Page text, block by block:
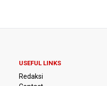
USEFUL LINKS
Redaksi